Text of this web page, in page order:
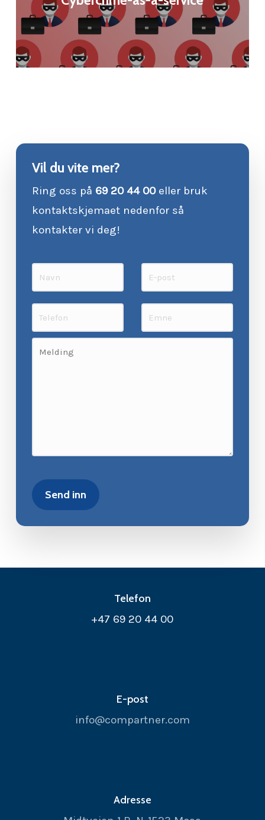
Vil du vite mer?
Ring oss på 69 20 44 00eller bruk
kontaktskjemaet nedenfor så
kontakter vi deg!
Telefon
+47 69 20 44 00
E-post
info@compartner.com
Adresse